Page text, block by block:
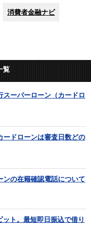
消費者金融ナビ
覧
スーパーローン（カードロ
ードローンは審査日数どの
ンの在籍確認電話について
ト。最短即日振込で借り